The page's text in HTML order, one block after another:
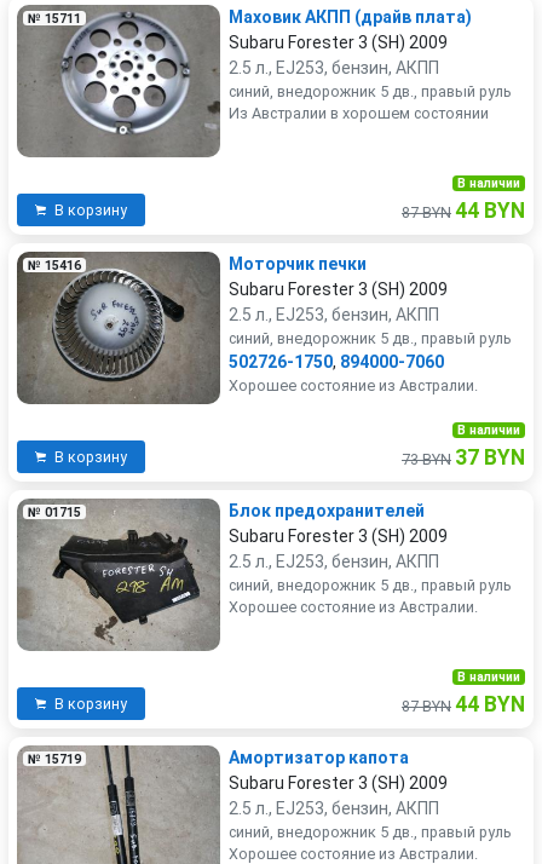
№ 15711
Маховик АКПП (драйв плата)
Subaru Forester 3 (SH) 2009
2.5 л., EJ253, бензин, АКПП
синий, внедорожник 5 дв., правый руль
Из Австралии в хорошем состоянии
В корзину
В наличии
87 BYN 44 BYN
№ 15416
Моторчик печки
Subaru Forester 3 (SH) 2009
2.5 л., EJ253, бензин, АКПП
синий, внедорожник 5 дв., правый руль
502726-1750, 894000-7060
Хорошее состояние из Австралии.
В корзину
В наличии
73 BYN 37 BYN
№ 01715
Блок предохранителей
Subaru Forester 3 (SH) 2009
2.5 л., EJ253, бензин, АКПП
синий, внедорожник 5 дв., правый руль
Хорошее состояние из Австралии.
В корзину
В наличии
87 BYN 44 BYN
№ 15719
Амортизатор капота
Subaru Forester 3 (SH) 2009
2.5 л., EJ253, бензин, АКПП
синий, внедорожник 5 дв., правый руль
Хорошее состояние из Австралии.